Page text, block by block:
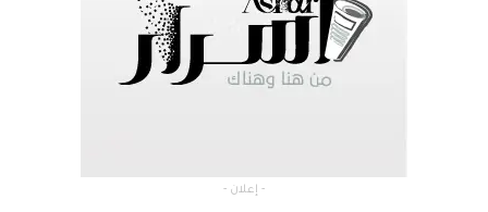
- إعلان -